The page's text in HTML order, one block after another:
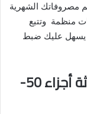
مصروفاتك الشهرية
منظمة وتتبع
يسهل عليك ضبط
قاعدة تقسيم الراتب إلى ثلاثة أجزاء 50-